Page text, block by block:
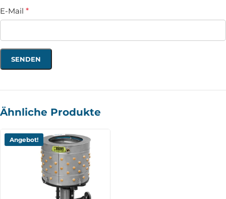
E-Mail *
Ähnliche Produkte
Angebot!